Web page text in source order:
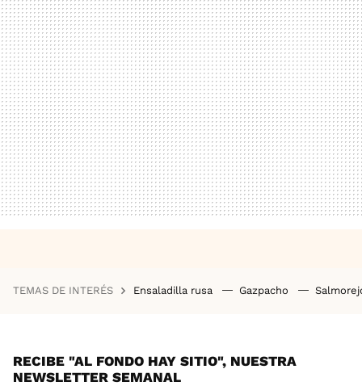
TEMAS DE INTERÉS Ensaladilla rusa Gazpacho
RECIBE "AL FONDO HAY SITIO", NUESTRA
NEWSLETTER SEMANAL